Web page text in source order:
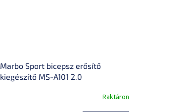
Marbo Sport bicepsz erősítő
kiegészítő MS-A101 2.0
Raktáron